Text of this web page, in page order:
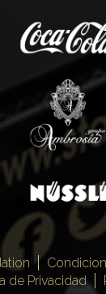
de Privacidad